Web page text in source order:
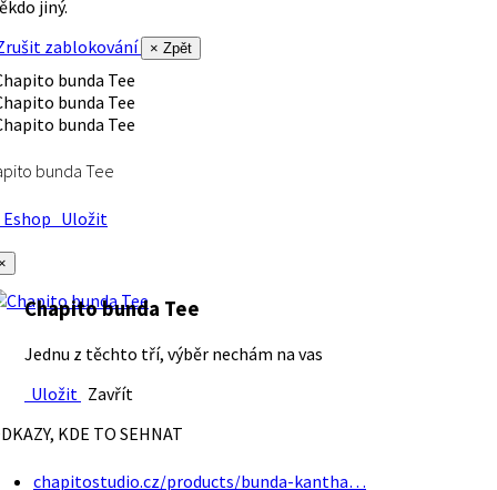
jiný.
zablokování
× Zpět
bunda Tee
Uložit
Chapito bunda Tee
Jednu z těchto tří, výběr nechám na vas
Uložit Zavřít
KDE TO SEHNAT
chapitostudio.cz/products/bunda-kantha…